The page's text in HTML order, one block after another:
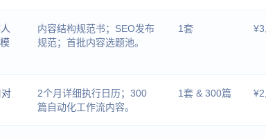
内容结构规范书；SEO发布
规范；首批内容选题池。
1套
2个月详细执行日历；300
篇自动化工作流内容。
1套 & 300篇